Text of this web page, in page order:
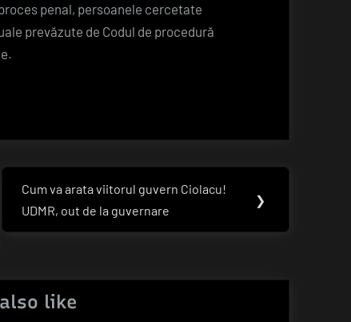
penal, persoanele cercetate
prevăzute de Codul de procedură
Next
Post:
Cum va arata viitorul guvern Ciolacu!
UDMR, out de la guvernare
❯
like